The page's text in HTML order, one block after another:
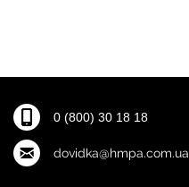
0 (800) 30 18 18
dovidka@hmpa.com.ua